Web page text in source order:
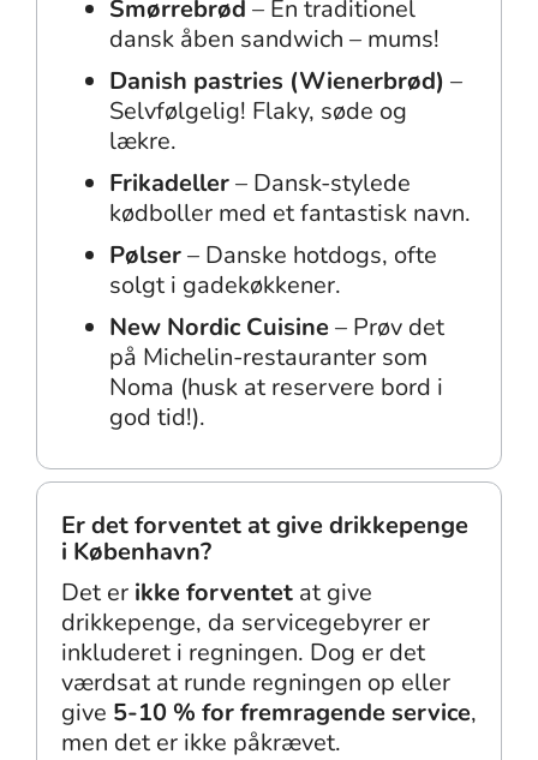
Smørrebrød – En traditionel
dansk åben sandwich – mums!
Danish pastries (Wienerbrød) –
Selvfølgelig! Flaky, søde og
lækre.
Frikadeller– Dansk-stylede
kødboller med et fantastisk navn.
Pølser– Danske hotdogs, ofte
solgt i gadekøkkener.
New Nordic Cuisine– Prøv det
på Michelin-restauranter som
Noma (husk at reservere bord i
god tid!).
Er det forventet at give drikkepenge
i København?
Det er ikke forventet at give
drikkepenge, da servicegebyrer er
inkluderet i regningen. Dog er det
værdsat at runde regningen op eller
give 5-10 % for fremragende service,
men det er ikke påkrævet.